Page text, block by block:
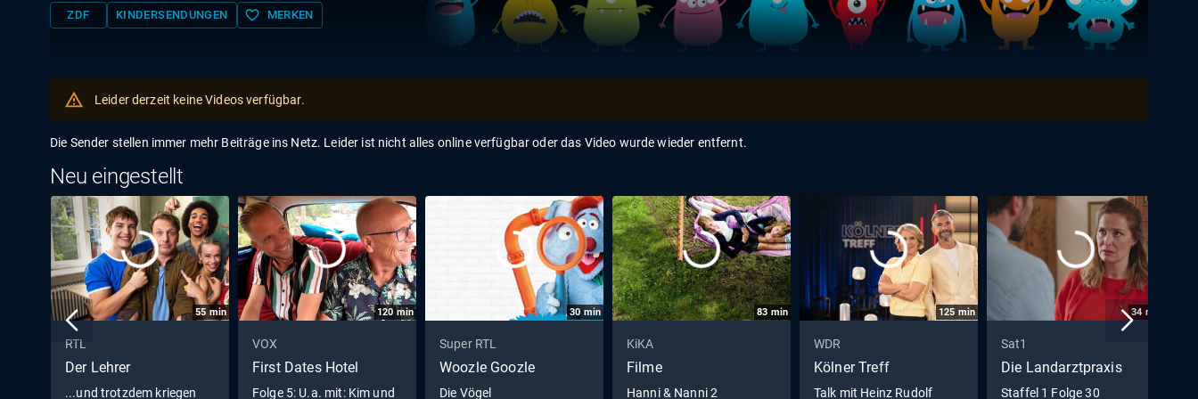
ZDF KINDERSENDUNGEN favorite_border MERKEN
Leider derzeit keine Videos verfügbar.
Die Sender stellen immer mehr Beiträge ins Netz. Leider ist nicht alles online verfügbar oder das Video wurde wieder entfernt.
Neu eingestellt
55 min
RTL
Der Lehrer
...und trotzdem kriegen
120min
VOX
First Dates Hotel
Folge 5: U.a. mit: Kim und
30 min
Super RTL
Woozle Goozle
Die Vögel
83 min
KiKA
Filme
Hanni & Nanni 2
125 min
WDR
Kölner Treff
Talk mit Heinz Rudolf
34 min
Sat1
Die Landarztpraxis
Staffel 1 Folge 30